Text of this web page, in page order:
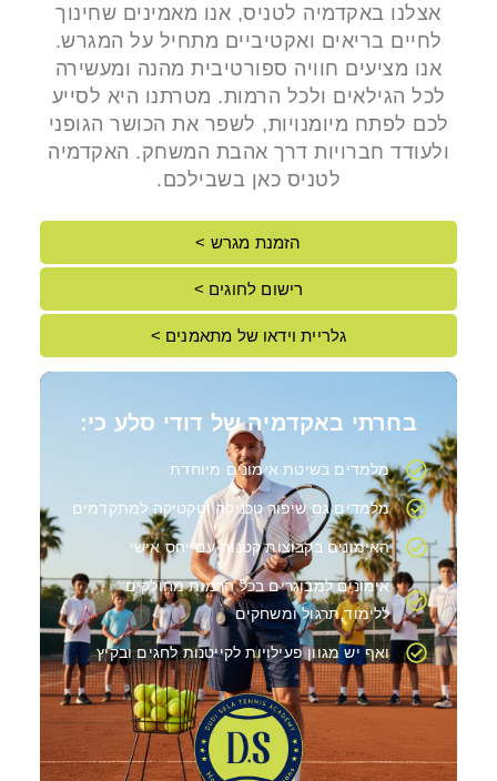
אצלנו באקדמיה לטניס, אנו מאמינים שחינוך
לחיים בריאים ואקטיביים מתחיל על המגרש.
אנו מציעים חוויה ספורטיבית מהנה ומעשירה
לכל הגילאים ולכל הרמות. מטרתנו היא לסייע
לכם לפתח מיומנויות, לשפר את הכושר הגופני
ולעודד חברויות דרך אהבת המשחק. האקדמיה
לטניס כאן בשבילכם.
הזמנת מגרש >
רישום לחוגים >
גלריית וידאו של מתאמנים >
בחרתי באקדמיה של דודי סלע כי:
מלמדים בשיטת אימונים מיוחדת
מלמדים גם שיפור טכניקה וטקטיקה למתקדמים
האימונים בקבוצות קטנות עם יחס אישי
אימונים למבוגרים בכל הרמות מחולקים
ללימוד,תרגול ומשחקים
ואף יש מגוון פעילויות לקייטנות לחגים ובקיץ